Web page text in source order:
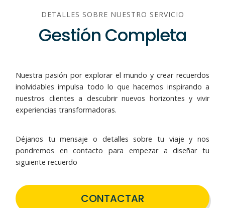
DETALLES SOBRE NUESTRO SERVICIO
Gestión Completa
Nuestra pasión por explorar el mundo y crear recuerdos
inolvidables impulsa todo lo que hacemos inspirando a
nuestros clientes a descubrir nuevos horizontes y vivir
experiencias transformadoras.
Déjanos tu mensaje o detalles sobre tu viaje y nos
pondremos en contacto para empezar a diseñar tu
siguiente recuerdo
CONTACTAR